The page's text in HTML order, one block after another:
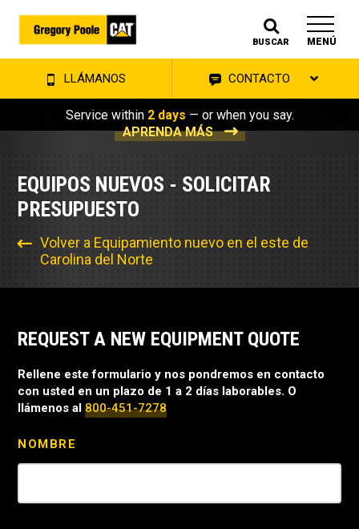
BUSCAR MENÚ
LLÁMANOS CONTACTO
Service within 2 days — or when you say.
APRENDA MÁS
EQUIPOS NUEVOS - SOLICITAR
PRESUPUESTO
Volver a Equipamiento nuevo en el este de
Carolina del Norte
REQUEST A NEW EQUIPMENT QUOTE
Rellene este formulario y nos pondremos en contacto
con usted en un plazo de 1 a 2 días laborables. O
llámenos al 800-451-7278
NOMBRE